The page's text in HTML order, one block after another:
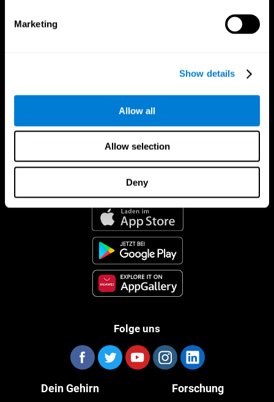
Marketing
Show details
Allow all
Allow selection
Deny
CogniFit App
Folge uns
Dein Gehirn Forschung